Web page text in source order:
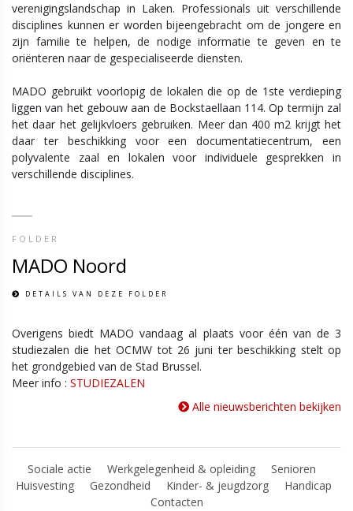
verenigingslandschap in Laken. Professionals uit verschillende
disciplines kunnen er worden bijeengebracht om de jongere en
zijn familie te helpen, de nodige informatie te geven en te
oriënteren naar de gespecialiseerde diensten.
MADO gebruikt voorlopig de lokalen die op de 1ste verdieping
liggen van het gebouw aan de Bockstaellaan 114. Op termijn zal
het daar het gelijkvloers gebruiken. Meer dan 400 m2 krijgt het
daar ter beschikking voor een documentatiecentrum, een
polyvalente zaal en lokalen voor individuele gesprekken in
verschillende disciplines.
FOLDER
MADO Noord
DETAILS VAN DEZE FOLDER
Overigens biedt MADO vandaag al plaats voor één van de 3
studiezalen die het OCMW tot 26 juni ter beschikking stelt op
het grondgebied van de Stad Brussel.
Meer info : STUDIEZALEN
Alle nieuwsberichten bekijken
Sociale actie Werkgelegenheid & opleiding
Senioren
Huisvesting
Gezondheid Kinder- & jeugdzorg
Handicap
Contacten